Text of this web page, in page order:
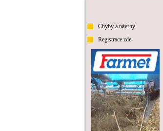
Chyby a návrhy
Registrace zde.